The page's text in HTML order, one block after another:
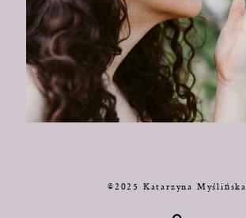
©2025 Katarzyna Myślińska